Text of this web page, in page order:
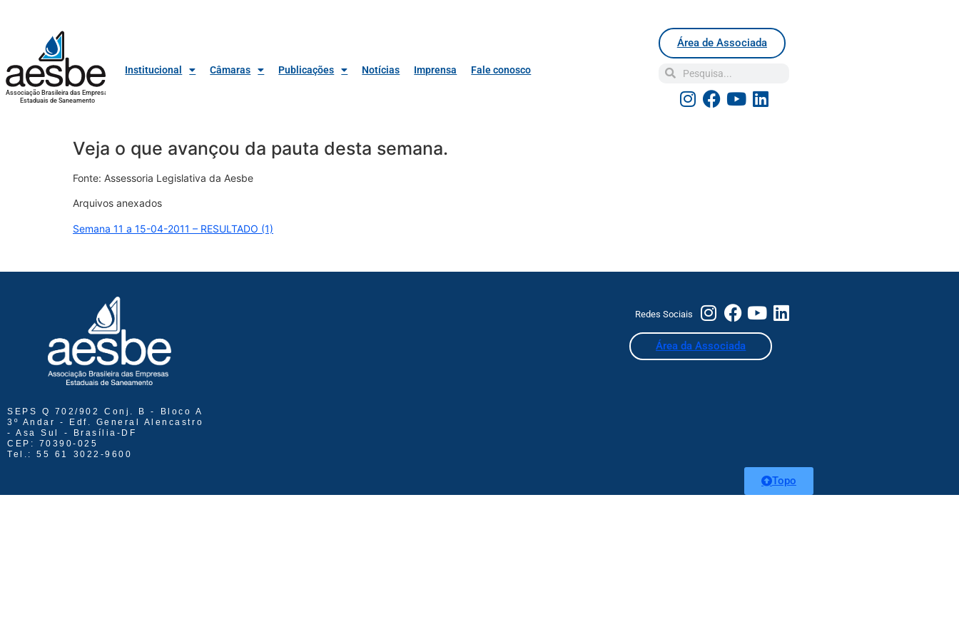
Associação Brasileira das Empresas
Estaduais de Saneamento
Institucional Câmaras Publicações Notícias Imprensa Fale conosco
Área de Associada
Veja o que avançou da pauta desta semana.
Fonte: Assessoria Legislativa da Aesbe
Arquivos anexados
Semana 11 a 15-04-2011 – RESULTADO (1)
SEPS Q 702/902 Conj. B - Bloco A
3º Andar - Edf. General Alencastro
- Asa Sul - Brasília-DF
CEP: 70390-025
Tel.: 55 61 3022-9600
Redes Sociais
Área da Associada
Topo